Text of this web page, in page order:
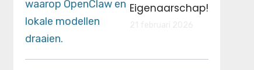
Eigenaarschap!